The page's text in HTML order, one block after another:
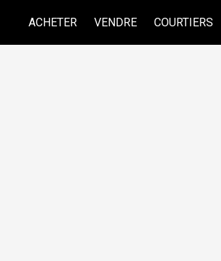
ACHETER VENDRE COURTIERS